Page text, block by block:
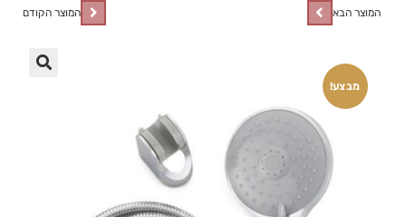
מבצע!
המוצר הקודם המוצר הבא